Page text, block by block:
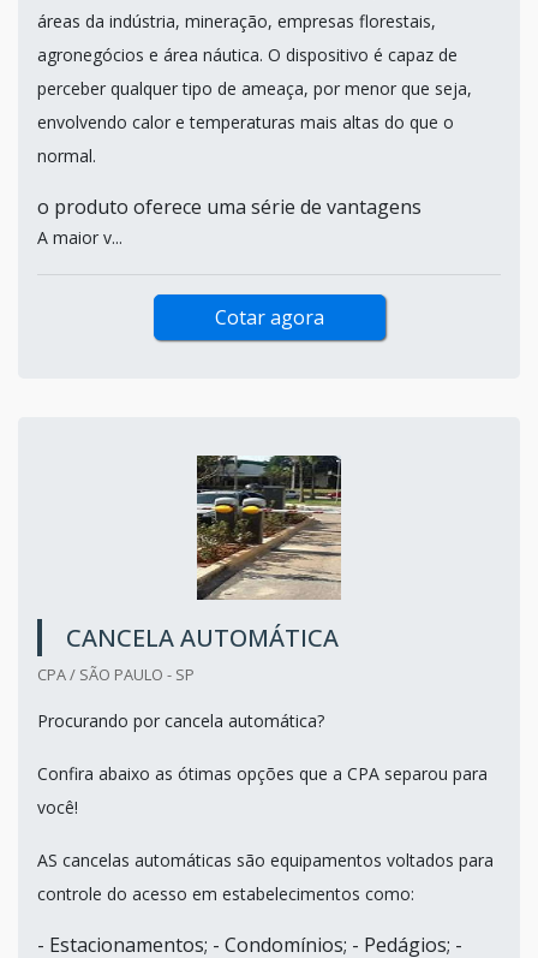
áreas da indústria, mineração, empresas florestais,
agronegócios e área náutica. O dispositivo é capaz de
perceber qualquer tipo de ameaça, por menor que seja,
envolvendo calor e temperaturas mais altas do que o
normal.
o produto oferece uma série de vantagens
A maior v...
Cotar agora
CANCELA AUTOMÁTICA
CPA / SÃO PAULO - SP
Procurando por cancela automática?
Confira abaixo as ótimas opções que a CPA separou para
você!
AS cancelas automáticas são equipamentos voltados para
controle do acesso em estabelecimentos como:
- Estacionamentos; - Condomínios; - Pedágios; -